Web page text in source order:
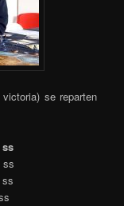
se reparten
ss
ss